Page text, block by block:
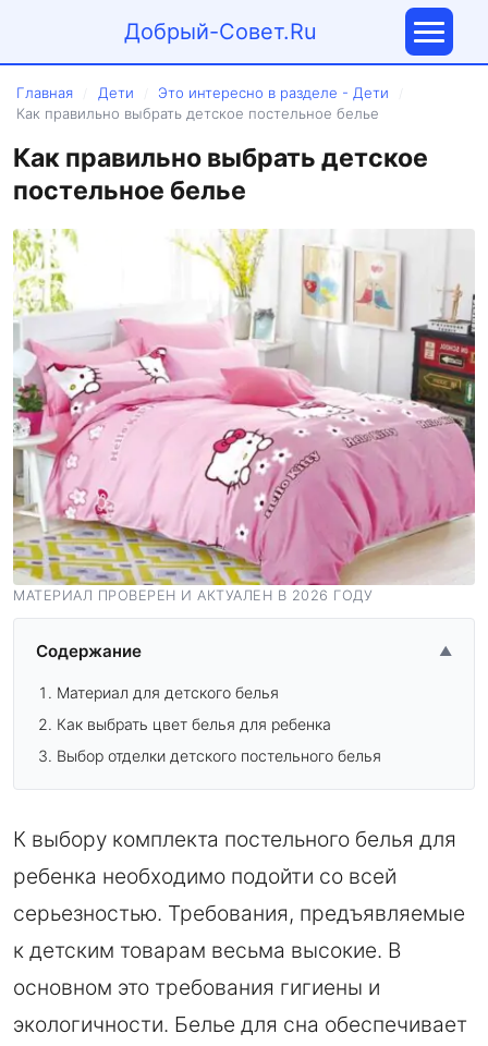
Добрый-Совет.Ru
Главная Дети Это интересно в разделе - Дети
Как правильно выбрать детское постельное белье
Как правильно выбрать детское
постельное белье
МАТЕРИАЛ ПРОВЕРЕН И АКТУАЛЕН В 2026 ГОДУ
Содержание ▲
Материал для детского белья
Как выбрать цвет белья для ребенка
Выбор отделки детского постельного белья
К выбору комплекта постельного белья для
ребенка необходимо подойти со всей
серьезностью. Требования, предъявляемые
к детским товарам весьма высокие. В
основном это требования гигиены и
экологичности. Белье для сна обеспечивает